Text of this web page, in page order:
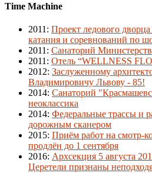
Time Machine
2011 : Проект ледового
катания и соревнований по
2011 : Санаторий
2011 : Отель “WELLNESS
2012: Заслуженному
Владимировичу Львову - 85!
2014: Санаторий
неоклассика
2014: Федеральные трассы и
дорожным сканером
2015: Приём работ на смотр-
продлён до 1 сентября
2016: Архсекция 5 августа
Церетели признаны